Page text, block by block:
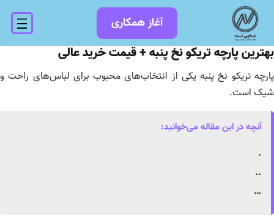
محتوا
آغاز همکاری
بهترین پارچه تریکو نخ پنبه + قیمت خرید عالی
پارچه تریکو نخ پنبه یکی از انتخاب‌های محبوب برای لباس‌های راحت و
شیک است.
آنچه در این مقاله می‌خوانید:
.
..
…